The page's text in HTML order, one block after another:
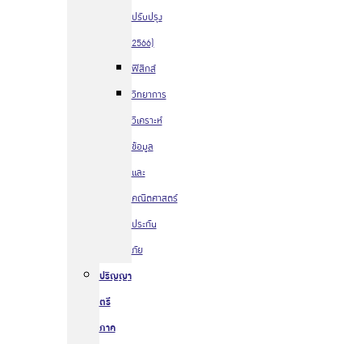
ปรับปรุง
2566)
ฟิสิกส์
วิทยาการ
วิเคราะห์
ข้อมูล
และ
คณิตศาสตร์
ประกัน
ภัย
ปริญญา
ตรี
ภาค